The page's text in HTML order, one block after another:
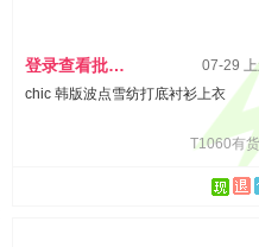
登录查看批发价
07-29
chic 韩版波点雪纺打底衬衫上衣
T1060有